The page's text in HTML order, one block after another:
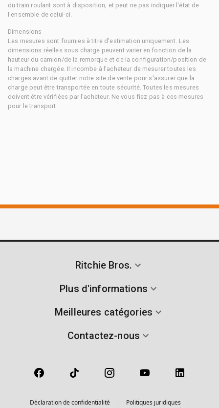
du train roulant sont à disposition, et peut ne pas indiquer l'état de
l'ensemble de celui-ci.
Dimensions
Les mesures sont fournies à titre d'estimation uniquement. Les
dimensions réelles sous charge peuvent varier en fonction de la
hauteur du camion/de la remorque et de la configuration/position de
la machine chargée. Il incombe à l'acheteur de mesurer toutes les
charges avant de quitter notre site de vente pour s'assurer que la
charge peut être transportée en toute sécurité. Toutes les mesures
doivent être vérifiées par l'acheteur. Ne vous fiez pas à ces mesures
pour le transport.
Ritchie Bros.
Plus d'informations
Meilleures catégories
Contactez-nous
Déclaration de confidentialité
Politiques juridiques